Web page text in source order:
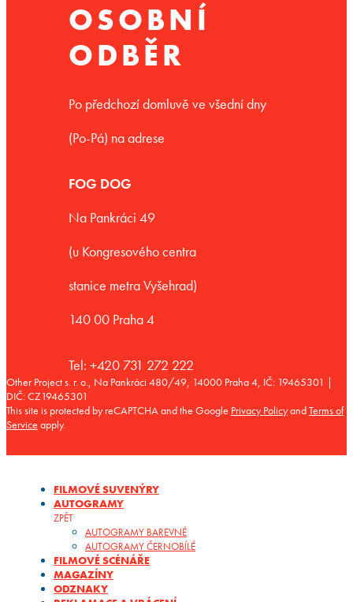
OSOBNÍ
ODBĚR
Po předchozí domluvě ve všední dny
(Po-Pá) na adrese
FOG DOG
Na Pankráci 49
(u Kongresového centra
stanice metra Vyšehrad)
140 00 Praha 4
Tel: +420 731 272 222
Other Project s. r. o., Na Pankráci 480/49, 14000 Praha 4, IČ: 19465301 |
DIČ: CZ19465301
This site is protected by reCAPTCHA and the Google Privacy PolicyandTerms of
Service apply.
FILMOVÉ SUVENÝRY
AUTOGRAMY
ZPĚT
AUTOGRAMY BAREVNÉ
AUTOGRAMY ČERNOBÍLÉ
FILMOVÉ SCÉNÁŘE
MAGAZÍNY
ODZNAKY